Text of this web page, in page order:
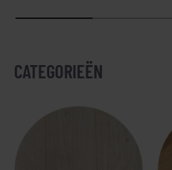
CATEGORIEËN